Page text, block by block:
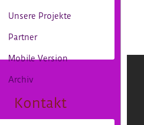
Unsere Projekte
Partner
Mobile Version
Archiv
Kontakt